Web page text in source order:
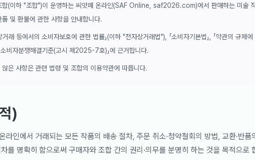
합(이하 "조합")이 운영하는 씨앗페 온라인(SAF Online, saf2026.com)에서 판매하는 미술
품 및 환불에 관한 사항을 안내합니다.
거래 등에서의 소비자보호에 관한 법률」(이하 "전자상거래법"), 「소비자기본법」, 「약관의 규제에
소비자분쟁해결기준(고시 제2025-7호)」에 근거합니다.
은 사항은 관련 법령 및 조합의 이용약관에 따릅니다.
)
라인에서 거래되는 모든 작품의 배송 절차, 주문 취소·청약철회의 방법, 교환·반
를 명확히 함으로써 구매자와 조합 간의 권리·의무를 분명히 하는 것을 목적으로